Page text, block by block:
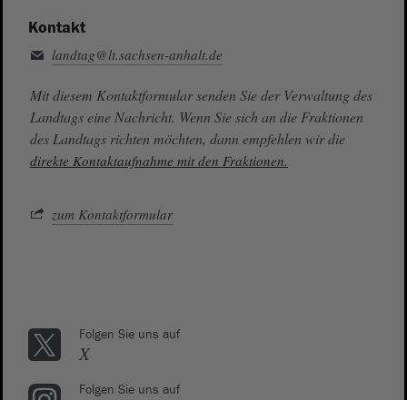
Kontakt
landtag@lt.sachsen-anhalt.de
Mit diesem Kontaktformular senden Sie der Verwaltung des
Landtags eine Nachricht. Wenn Sie sich an die Fraktionen
des Landtags richten möchten, dann empfehlen wir die
direkte Kontaktaufnahme mit den Fraktionen.
zum Kontaktformular
Folgen Sie uns auf
X
Folgen Sie uns auf